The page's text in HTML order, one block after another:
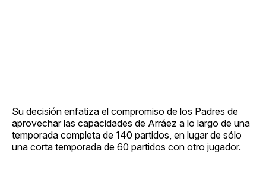
Su decisión enfatiza el compromiso de los Padres de
aprovechar las capacidades de Arráez a lo largo de una
temporada completa de 140 partidos, en lugar de sólo
una corta temporada de 60 partidos con otro jugador.